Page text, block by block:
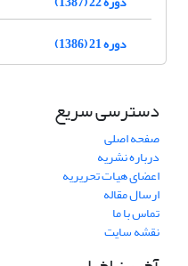
دوره 21 (1386)
دسترسی سریع
صفحه اصلی
درباره نشریه
اعضای هیات تحریریه
ارسال مقاله
تماس با ما
نقشه سایت